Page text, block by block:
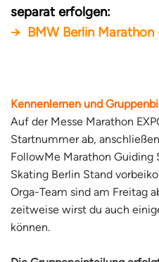
separat erfolgen:
→ BMW Berlin Marathon
Kennenlernen und
Auf der Messe Marathon
Startnummer ab,
FollowMe Marathon Guiding
Skating Berlin Stand
Orga-Team sind am Freitag
zeitweise wirst du auch
können.